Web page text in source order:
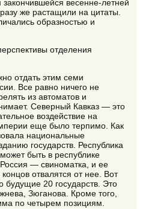
весенне-летней
же растащили на цитаты.
образностью и
отделения
отдать этим семи
Все равно ничего не
из автоматов и
Северный Кавказ — это
воздействие на
еще было терпимо. Как
национальные
государств. Республика
быть в республике
— свиноматка, и ее
отвалятся от нее. Вот
будущие 20 государств. Это
Зюганова. Кроме того,
по четырем позициям.